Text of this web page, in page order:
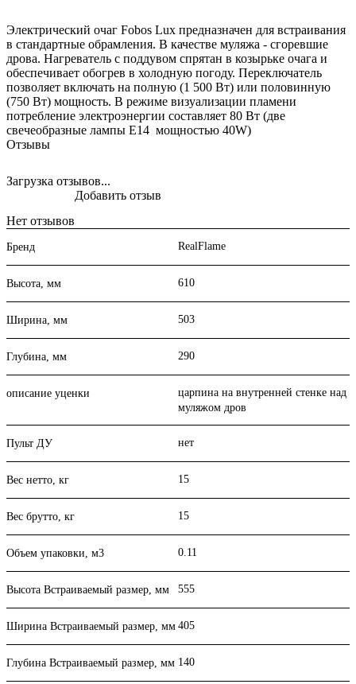
Электрический очаг Fobos Lux предназначен для встраивания
в стандартные обрамления. В качестве муляжа - сгоревшие
дрова. Нагреватель с поддувом спрятан в козырьке очага и
обеспечивает обогрев в холодную погоду. Переключатель
позволяет включать на полную (1 500 Вт) или половинную
(750 Вт) мощность. В режиме визуализации пламени
потребление электроэнергии составляет 80 Вт (две
свечеобразные лампы E14 мощностью 40W)
Отзывы
Загрузка отзывов...
Нет отзывов
Добавить отзыв
Бренд RealFlame
Высота, мм 610
Ширина, мм 503
Глубина, мм 290
описание уценки
царпина на внутренней стенке над
муляжом дров
Пульт ДУ нет
Вес нетто, кг 15
Вес брутто, кг 15
Объем упаковки, м3 0.11
Высота Встраиваемый размер, мм 555
Ширина Встраиваемый размер, мм 405
Глубина Встраиваемый размер, мм 140